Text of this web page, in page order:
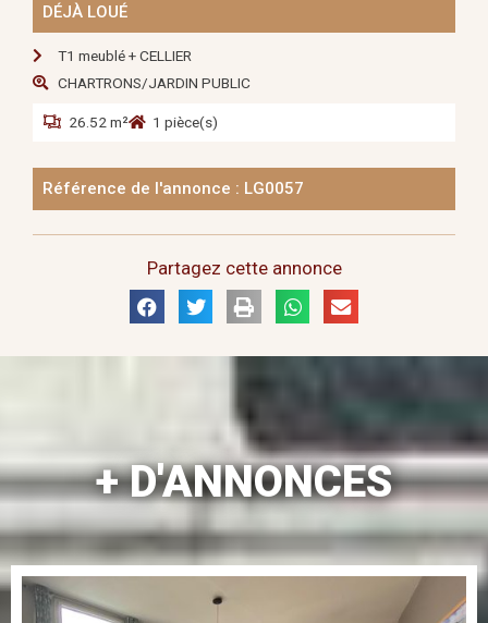
DÉJÀ LOUÉ
T1 meublé + CELLIER
CHARTRONS/JARDIN PUBLIC
26.52 m² 1 pièce(s)
Référence de l'annonce : LG0057
Partagez cette annonce
+ D'ANNONCES